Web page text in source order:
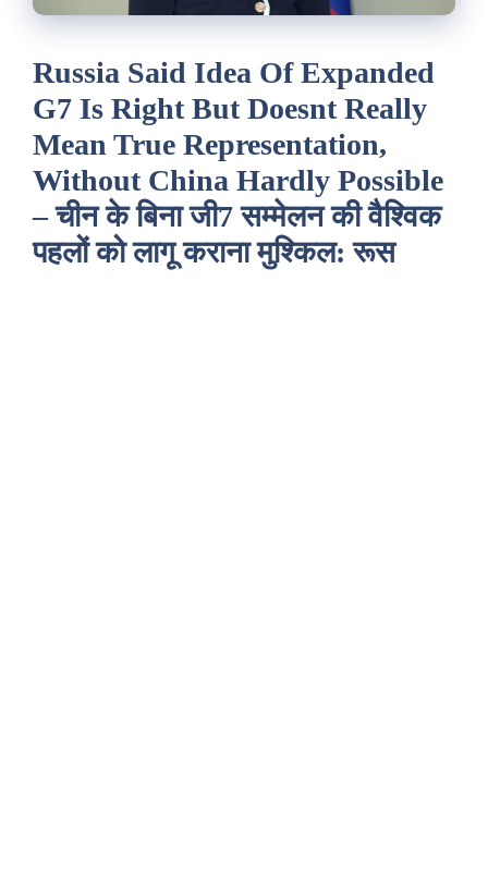
Russia Said Idea Of Expanded
G7 Is Right But Doesnt Really
Mean True Representation,
Without China Hardly Possible
– चीन के बिना जी7 सम्मेलन की वैश्विक
पहलों को लागू कराना मुश्किल: रूस